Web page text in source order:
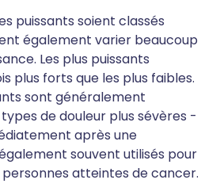
puissants soient classés
également varier beaucoup
Les plus puissants
plus forts que les plus faibles.
sont généralement
de douleur plus sévères -
après une
souvent utilisés pour
personnes atteintes de cancer.